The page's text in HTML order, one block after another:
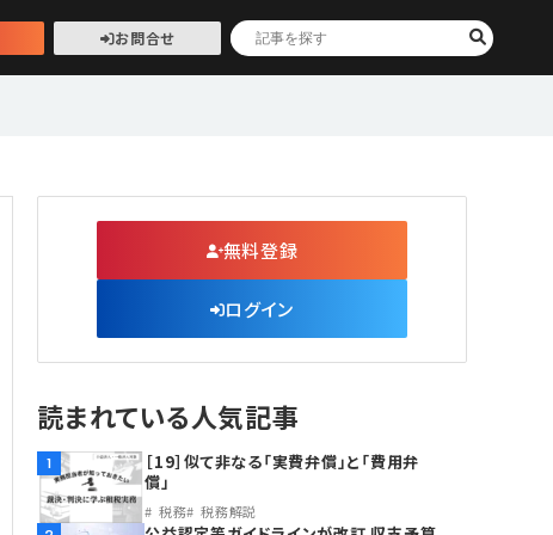
お問合せ
無料登録
ログイン
読まれている人気記事
1
［19］似て非なる「実費弁償」と「費用弁
償」
税務 税務解説